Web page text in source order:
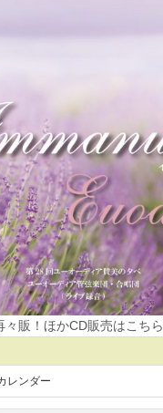
々販！ほかCD販売はこちら
レンダー